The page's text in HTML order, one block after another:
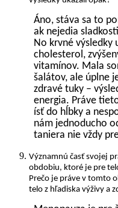
Áno, stáva sa to
ak nejedia
No krvné výsledky
cholesterol,
vitamínov. Mala
šalátov, ale úplne
zdravé tuky –
energia. Práve
ísť do hĺbky a
nám jednoducho
taniera nie vždy
Významnú časť svojej
obdobiu, ktoré je pre
Prečo je práve v tomto
telo z hľadiska výživy a